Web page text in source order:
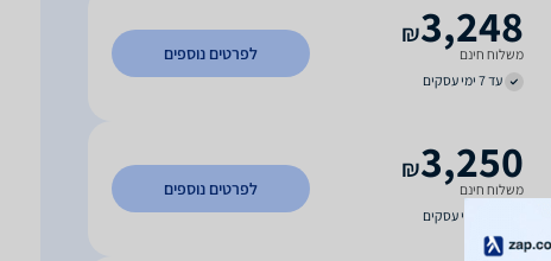
3,248
₪
משלוח חינם
עד 7 ימי עסקים
לפרטים נוספים
3,250
₪
משלוח חינם
לפרטים נוספים